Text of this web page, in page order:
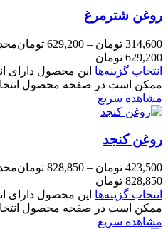
روغن شترمرغ
314,600 تومان –
629,200 تومان
629,200 تومان
انتخاب گزینه‌ها این محصول دارای
ممکن است در صفحه محصول
مشاهده سریع
روغن کنجد
423,500 تومان –
828,850 تومان
828,850 تومان
انتخاب گزینه‌ها این محصول دارای
ممکن است در صفحه محصول
مشاهده سریع